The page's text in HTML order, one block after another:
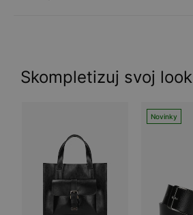
Skompletizuj svoj look
Novinky